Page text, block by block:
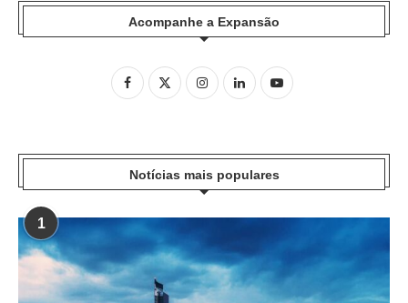
Acompanhe a Expansão
Notícias mais populares
1